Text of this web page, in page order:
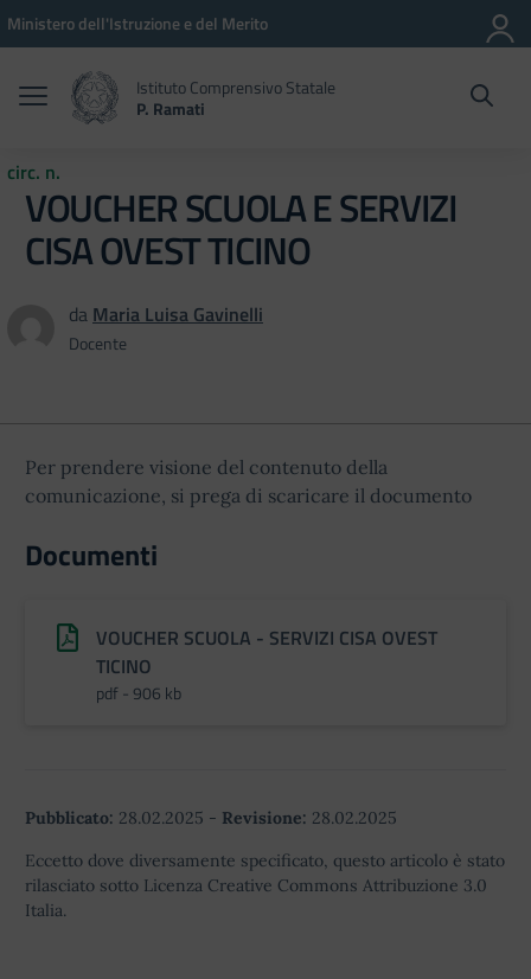
Vai ai contenuti
Vai al menu di navigazione
Vai al footer
Ministero dell'Istruzione e del Merito
Istituto Comprensivo Statale
P. Ramati
circ. n.
VOUCHER SCUOLA E SERVIZI
CISA OVEST TICINO
da Maria Luisa Gavinelli
Docente
Per prendere visione del contenuto della
comunicazione, si prega di scaricare il documento
Documenti
VOUCHER SCUOLA - SERVIZI CISA OVEST
TICINO
pdf - 906 kb
Pubblicato: 28.02.2025 - Revisione: 28.02.2025
Eccetto dove diversamente specificato, questo articolo è stato
rilasciato sotto Licenza Creative Commons Attribuzione 3.0
Italia.